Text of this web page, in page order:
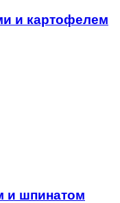
и картофелем
и шпинатом